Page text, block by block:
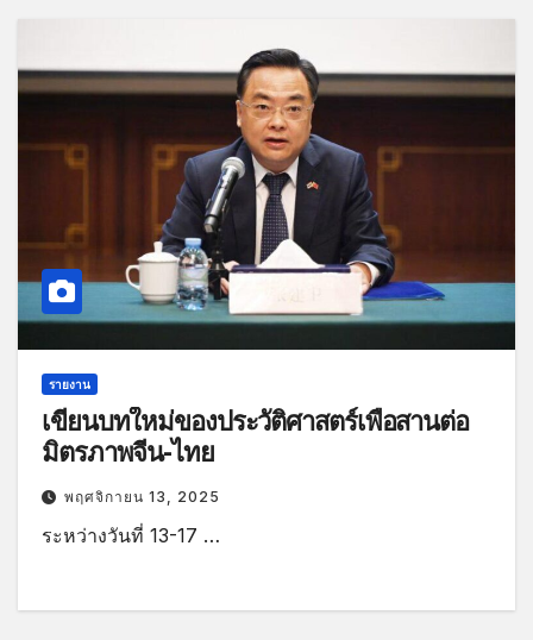
รายงาน
เขียนบทใหม่ของประวัติศาสตร์เพื่อสานต่อ
มิตรภาพจีน-ไทย
พฤศจิกายน 13, 2025
ระหว่างวันที่ 13-17 …